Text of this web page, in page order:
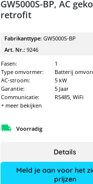
GW5000S-BP, AC
retrofit
Fabrikanttype: GW5000S-BP
Art. Nr.: 9246
Fasen:
1
Type omvormer:
Batterij
AC-stroom:
5 kW
Garantie:
5 Jaar
Communicatie:
RS485, WiFi
+ meer bekijken
Voorradig
Meld je aan voor het
prijzen
Details